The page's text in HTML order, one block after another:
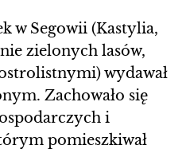
w Segowii (Kastylia,
zielonych lasów,
wydawał
Zachowało się
i
pomieszkiwał